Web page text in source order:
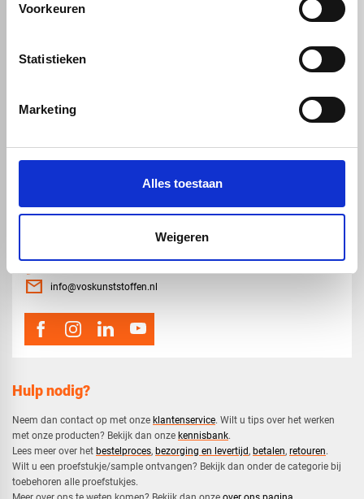
Voorkeuren
Statistieken
Marketing
Alles toestaan
Weigeren
Gekleurd plexiglas
PVC platen
Hard PVC plaat
Dibond
Hulp nodig?
Neem dan contact op met onze klantenservice. Wilt u tips over het werken
met onze producten? Bekijk dan onze kennisbank.
​Lees meer over het bestelproces, bezorging en levertijd, betalen, retouren.​
​Wilt u een proefstukje/sample ontvangen? Bekijk dan onder de categorie bij
toebehoren alle proefstukjes.
Veensesteeg 8, 4264 KG Veen
phone_enabled
mail info@voskunststoffen.nl